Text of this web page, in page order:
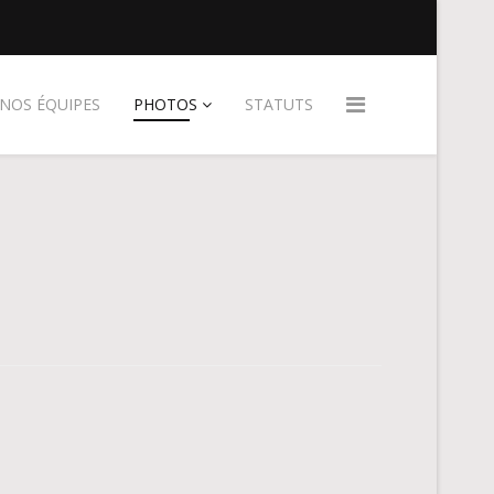
NOS ÉQUIPES PHOTOS STATUTS